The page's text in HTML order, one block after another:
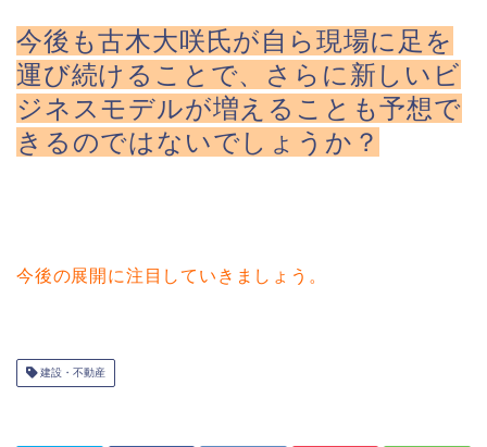
今後も古木大咲氏が自ら現場に足を
運び続けることで、さらに新しいビ
ジネスモデルが増えることも予想で
きるのではないでしょうか？
今後の展開に注目していきましょう。
建設・不動産